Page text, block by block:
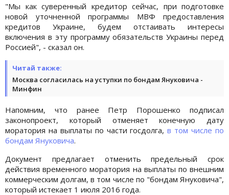
"Мы как суверенный кредитор сейчас, при подготовке
новой уточненной программы МВФ предоставления
кредитов Украине, будем отстаивать интересы
включения в эту программу обязательств Украины перед
Россией", - сказал он.
Читай также:
Москва согласилась на уступки по бондам Януковича -
Минфин
Напомним, что ранее Петр Порошенко подписал
законопроект, который отменяет конечную дату
моратория на выплаты по части госдолга,в том числе по
бондам Януковича.
Документ предлагает отменить предельный срок
действия временного моратория на выплаты по внешним
коммерческим долгам, в том числе по "бондам Януковича",
который истекает 1 июля 2016 года.